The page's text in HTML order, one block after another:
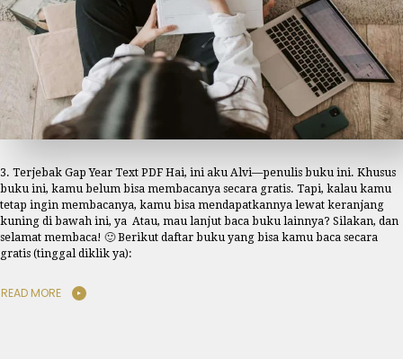
3. Terjebak Gap Year Text PDF Hai, ini aku Alvi—penulis buku ini. Khusus
buku ini, kamu belum bisa membacanya secara gratis. Tapi, kalau kamu
tetap ingin membacanya, kamu bisa mendapatkannya lewat keranjang
kuning di bawah ini, ya Atau, mau lanjut baca buku lainnya? Silakan, dan
selamat membaca! 🙂 Berikut daftar buku yang bisa kamu baca secara
gratis (tinggal diklik ya):
READ MORE